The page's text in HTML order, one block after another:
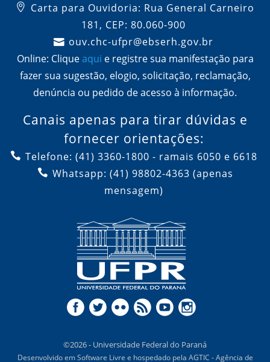
Carta para Ouvidoria: Rua General Carneiro
181, CEP: 80.060-900
ouv.chc-ufpr@ebserh.gov.br
Online: Cliqueaqui e registre sua manifestação para
fazer sua sugestão, elogio, solicitação, reclamação,
denúncia ou pedido de acesso à informação.
Canais apenas para tirar dúvidas e
fornecer orientações:
Telefone: (41) 3360-1800 - ramais 6050 e 6618
Whatsapp: (41) 98802-4363 (apenas
mensagem)
©2026 - Universidade Federal do Paraná
Desenvolvido em Software Livre e hospedado pela AGTIC - Agência de